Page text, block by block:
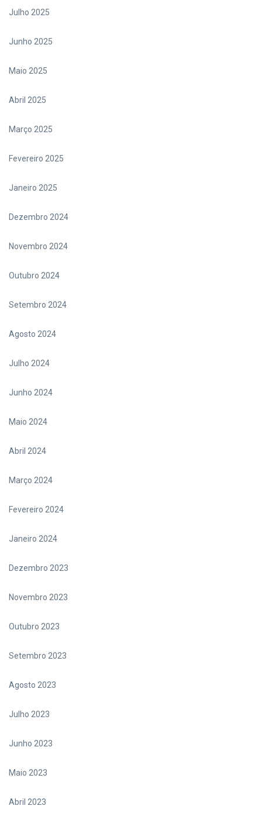
Julho 2025
Junho 2025
Maio 2025
Abril 2025
Março 2025
Fevereiro 2025
Janeiro 2025
Dezembro 2024
Novembro 2024
Outubro 2024
Setembro 2024
Agosto 2024
Julho 2024
Junho 2024
Maio 2024
Abril 2024
Março 2024
Fevereiro 2024
Janeiro 2024
Dezembro 2023
Novembro 2023
Outubro 2023
Setembro 2023
Agosto 2023
Julho 2023
Junho 2023
Maio 2023
Abril 2023